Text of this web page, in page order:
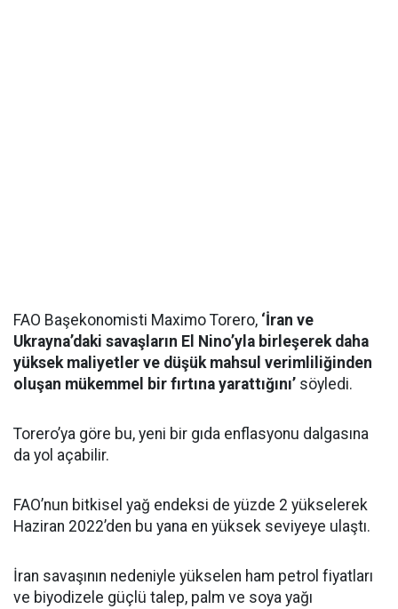
FAO Başekonomisti Maximo Torero, ‘İran ve
Ukrayna’daki savaşların El Nino’yla birleşerek daha
yüksek maliyetler ve düşük mahsul verimliliğinden
oluşan mükemmel bir fırtına yarattığını’ söyledi.
Torero’ya göre bu, yeni bir gıda enflasyonu dalgasına
da yol açabilir.
FAO’nun bitkisel yağ endeksi de yüzde 2 yükselerek
Haziran 2022’den bu yana en yüksek seviyeye ulaştı.
İran savaşının nedeniyle yükselen ham petrol fiyatları
ve biyodizele güçlü talep, palm ve soya yağı